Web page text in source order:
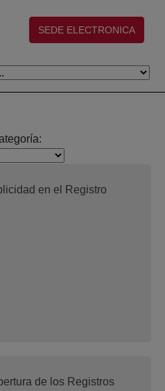
(abre en nueva ventana)
SEDE ELECTRONICA
en el Registro
de los Registros